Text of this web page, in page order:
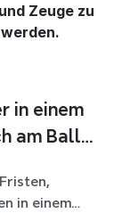
Zeuge zu
in einem
am Ball
in einem